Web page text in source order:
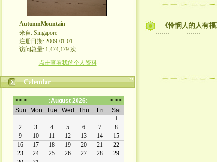
AutumnMountain
来自: Singapore
注册日期: 2009-01-01
访问总量: 1,474,179 次
点击查看我的个人资料
Calendar
《怜悯人的人有